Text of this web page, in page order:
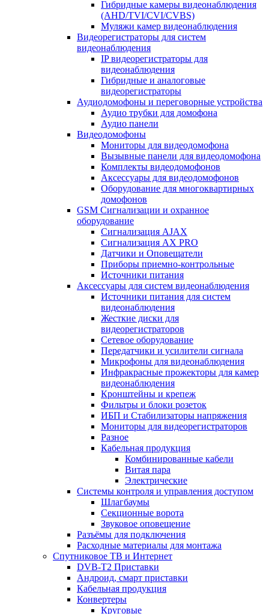
Гибридные камеры видеонаблюдения
(AHD/TVI/CVI/CVBS)
Муляжи камер видеонаблюдения
Видеорегистраторы для систем
видеонаблюдения
IP видеорегистраторы для
видеонаблюдения
Гибридные и аналоговые
видеорегистраторы
Аудиодомофоны и переговорные устройства
Аудио трубки для домофона
Аудио панели
Видеодомофоны
Мониторы для видеодомофона
Вызывные панели для видеодомофона
Комплекты видеодомофонов
Аксессуары для видеодомофонов
Оборудование для многоквартирных
домофонов
GSM Сигнализации и охранное
оборудование
Сигнализация AJAX
Сигнализация AX PRO
Датчики и Оповещатели
Приборы приемно-контрольные
Источники питания
Аксессуары для систем видеонаблюдения
Источники питания для систем
видеонаблюдения
Жесткие диски для
видеорегистраторов
Сетевое оборудование
Передатчики и усилители сигнала
Микрофоны для видеонаблюдения
Инфракрасные прожекторы для камер
видеонаблюдения
Кронштейны и крепеж
Фильтры и блоки розеток
ИБП и Стабилизаторы напряжения
Мониторы для видеорегистраторов
Разное
Кабельная продукция
Комбинированные кабели
Витая пара
Электрические
Системы контроля и управления доступом
Шлагбаумы
Секционные ворота
Звуковое оповещение
Разъёмы для подключения
Расходные материалы для монтажа
Спутниковое ТВ и Интернет
DVB-Т2 Приставки
Андроид, смарт приставки
Кабельная продукция
Конвертеры
Круговые